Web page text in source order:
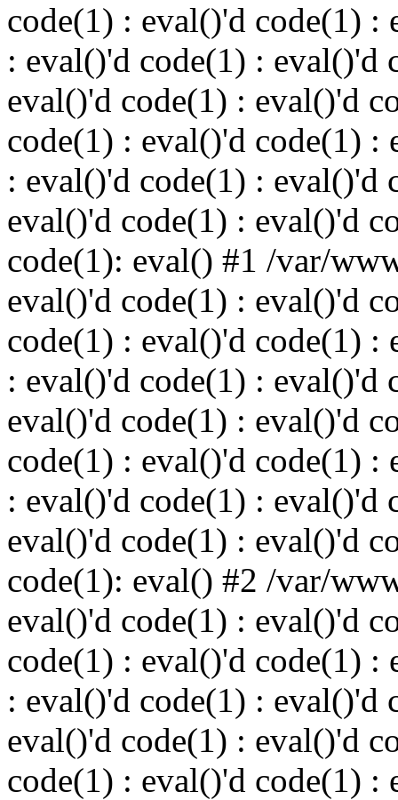
code(1) : eval()'d code(1) :
: eval()'d code(1) : eval()'d
eval()'d code(1) : eval()'d
code(1) : eval()'d code(1) :
: eval()'d code(1) : eval()'d
eval()'d code(1) : eval()'d
code(1): eval() #1 /var/
eval()'d code(1) : eval()'d
code(1) : eval()'d code(1) :
: eval()'d code(1) : eval()'d
eval()'d code(1) : eval()'d
code(1) : eval()'d code(1) :
: eval()'d code(1) : eval()'d
eval()'d code(1) : eval()'d
code(1): eval() #2 /var/
eval()'d code(1) : eval()'d
code(1) : eval()'d code(1) :
: eval()'d code(1) : eval()'d
eval()'d code(1) : eval()'d
code(1) : eval()'d code(1) :